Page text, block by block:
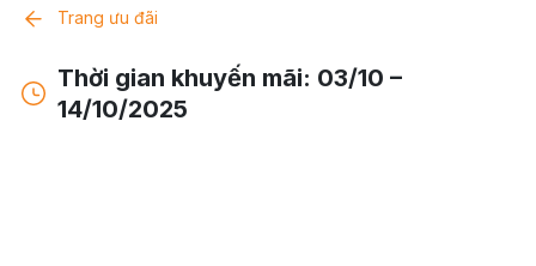
Trang ưu đãi
Thời gian khuyến mãi: 03/10 –
14/10/2025